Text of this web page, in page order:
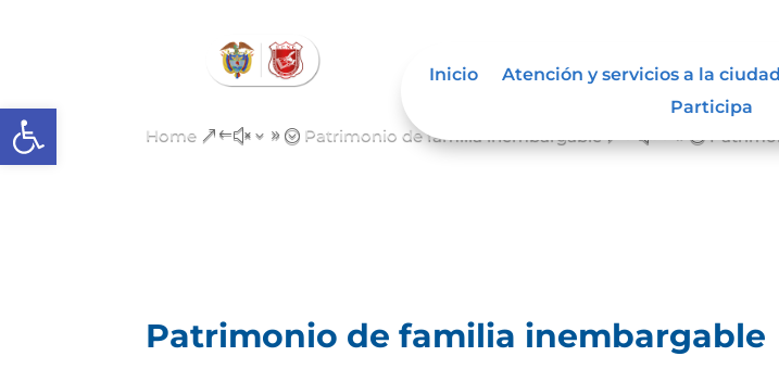
Abrir barra de herramientas
Inicio Atención y servicios a la
Participa
Home &#x39; Patrimonio de familia inembargable
Patrimonio de familia inembargable